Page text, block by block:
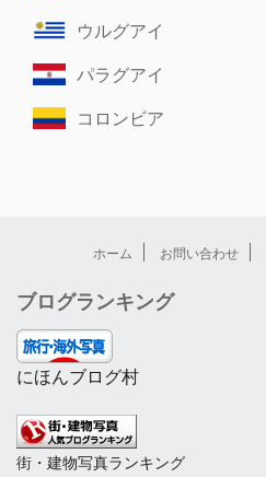
ウルグアイ
パラグアイ
コロンビア
ホーム お問い合わせ
ブログランキング
にほんブログ村
街・建物写真ランキング